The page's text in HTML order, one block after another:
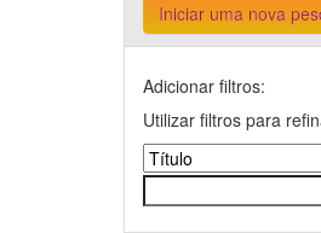
Iniciar uma nova
Adicionar filtros:
Utilizar filtros para